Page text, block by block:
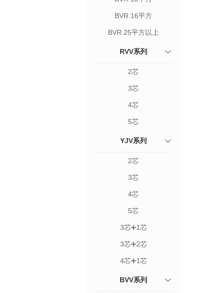
BVR 16平方
BVR 25平方以上
RVV系列
2芯
3芯
4芯
5芯
YJV系列
2芯
3芯
4芯
5芯
3芯➕1芯
3芯➕2芯
4芯➕1芯
BVV系列